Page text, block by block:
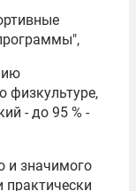
физкультуре,
- до 95 % -
и значимого
практически